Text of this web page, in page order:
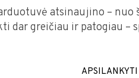
atsinaujino – nuo
dar greičiau ir patogiau